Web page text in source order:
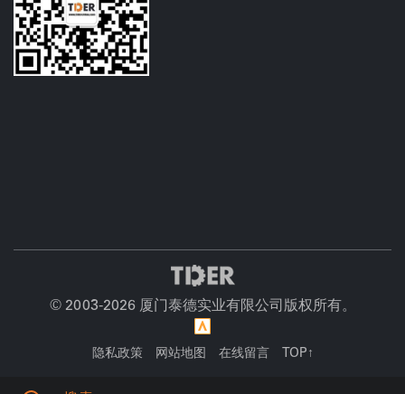
© 2003-2026 厦门泰德实业有限公司版权所有。
隐私政策 网站地图 在线留言 TOP↑